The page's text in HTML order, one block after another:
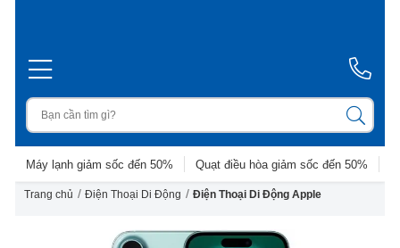
Máy lạnh giảm sốc đến 50% Quạt điều hòa giảm sốc đến 50%
Trang chủ / Điện Thoại Di Động / Điện Thoại Di Động Apple